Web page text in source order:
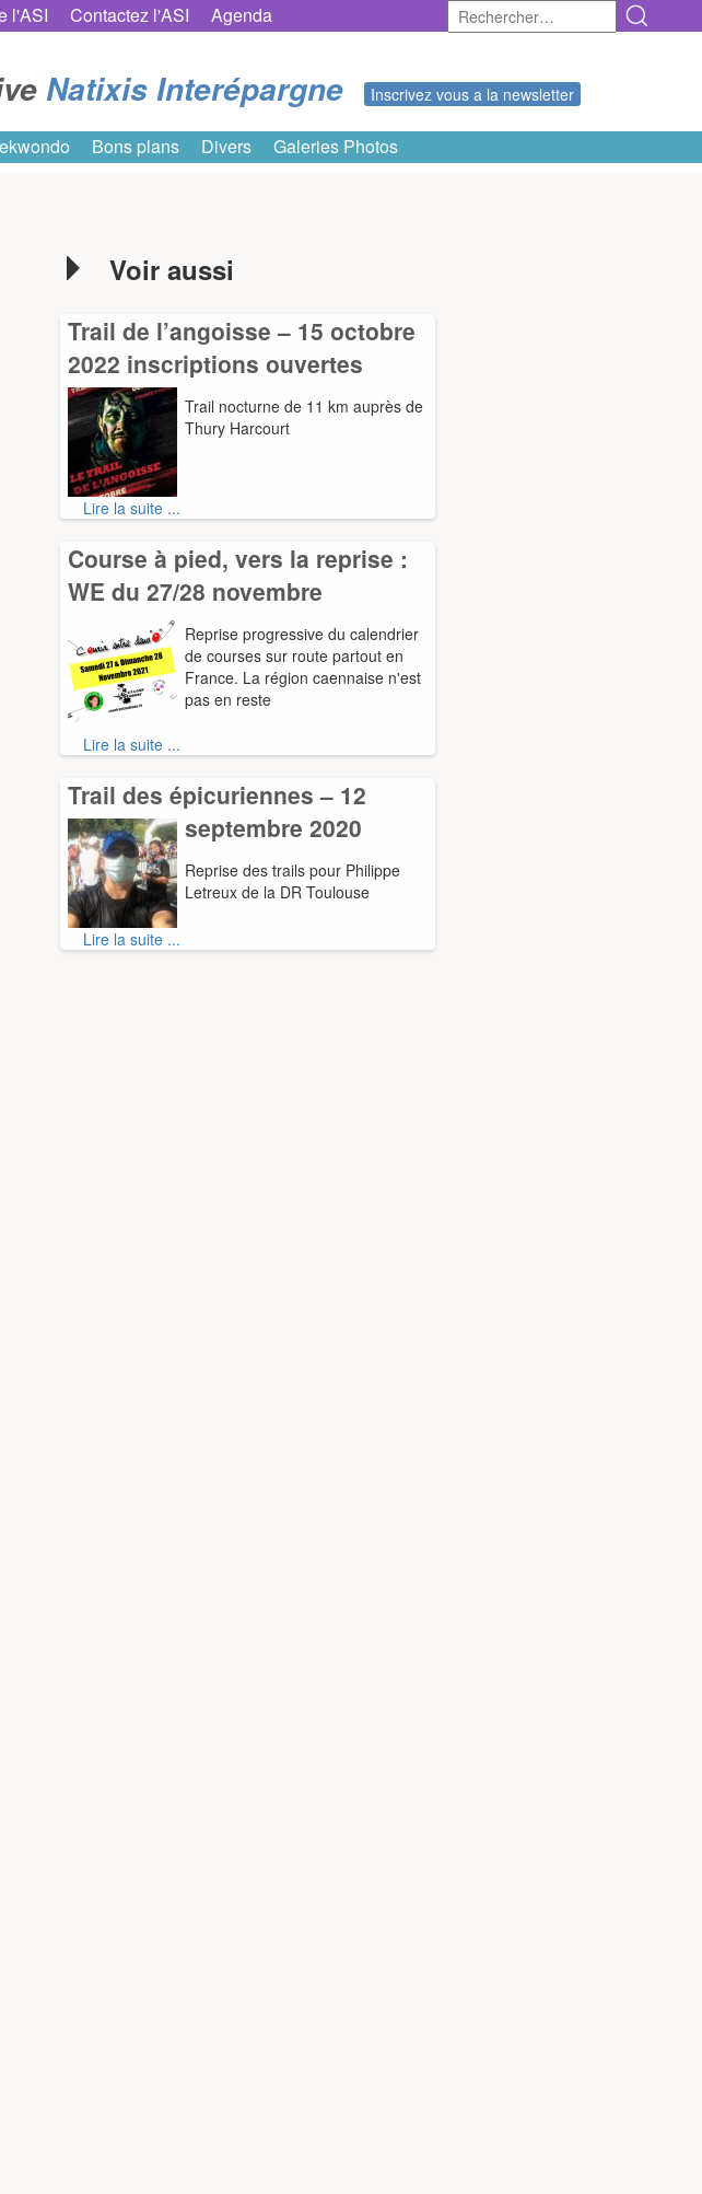
l'ASI Contactez l'ASI Agenda
Natixis Interépargne Inscrivez vous a la newsletter
Bons plans Divers Galeries Photos
Voir aussi
Trail de l’angoisse – 15 octobre
2022 inscriptions ouvertes
Trail nocturne de 11 km auprès de
Thury Harcourt
Lire la suite ...
Course à pied, vers la reprise :
WE du 27/28 novembre
Reprise progressive du calendrier
de courses sur route partout en
France. La région caennaise n'est
pas en reste
Lire la suite ...
Trail des épicuriennes – 12
septembre 2020
Reprise des trails pour Philippe
Letreux de la DR Toulouse
Lire la suite ...